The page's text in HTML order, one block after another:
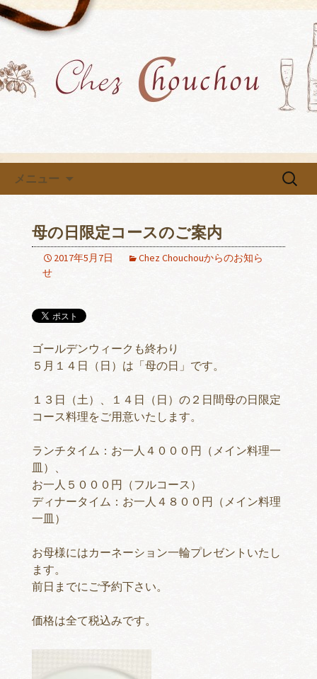
小牧市にあるフレンチ「Chez
Chouchou」のブログ
各種イベントや教室を開催中です
メニュー
検
母の日限定コースのご案内
2017年5月7日
Chez Chouchouからのお知ら
せ
ゴールデンウィークも終わり
５月１４日（日）は「母の日」です。
１３日（土）、１４日（日）の２日間母の日限定
コース料理をご用意いたします。
ランチタイム：お一人４０００円（メイン料理一
皿）、
お一人５０００円（フルコース）
ディナータイム：お一人４８００円（メイン料理
一皿）
お母様にはカーネーション一輪プレゼントいたし
ます。
前日までにご予約下さい。
価格は全て税込みです。